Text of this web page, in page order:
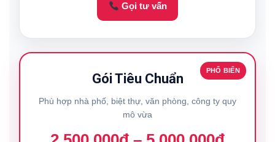
Gọi tư vấn
PHỔ BIẾN
Gói Tiêu Chuẩn
Phù hợp nhà phố, biệt thự, văn phòng, công ty quy
mô vừa